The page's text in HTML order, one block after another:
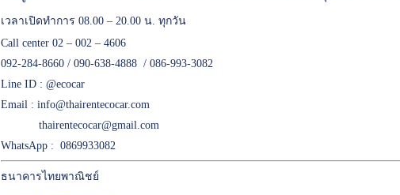
เวลาเปิดทำการ 08.00 – 20.00 น. ทุกวัน
Call center 02 – 002 – 4606
092-284-8660 / 090-638-4888 / 086-993-3082
Line ID :@ecocar
Email :info@thairentecocar.com
thairentecocar@gmail.com
WhatsApp : 0869933082
ธนาคารไทยพาณิชย์